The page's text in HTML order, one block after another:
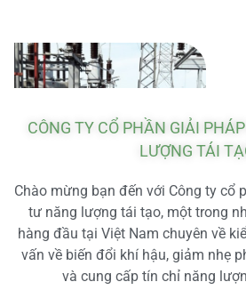
CÔNG TY CỔ PHẦN GIẢI
LƯỢNG TÁI
Chào mừng bạn đến với Công ty cổ
tư năng lượng tái tạo, một trong
hàng đầu tại Việt Nam chuyên về
vấn về biến đổi khí hậu, giảm nhẹ
và cung cấp tín chỉ năng